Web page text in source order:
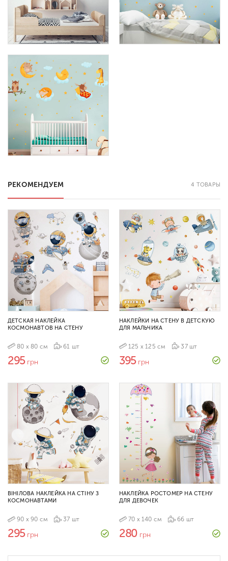
РЕКОМЕНДУЕМ 4 ТОВАРЫ
ДЕТСКАЯ НАКЛЕЙКА
КОСМОНАВТОВ НА СТЕНУ
80 х 80 см 61 шт
295грн
НАКЛЕЙКИ НА СТЕНУ В ДЕТСКУЮ
ДЛЯ МАЛЬЧИКА
125 х 125 см 37 шт
395грн
ВІНІЛОВА НАКЛЕЙКА НА СТІНУ З
КОСМОНАВТАМИ
90 х 90 см 37 шт
295грн
НАКЛЕЙКА РОСТОМЕР НА СТЕНУ
ДЛЯ ДЕВОЧЕК
70 х 140 см 66 шт
280 грн